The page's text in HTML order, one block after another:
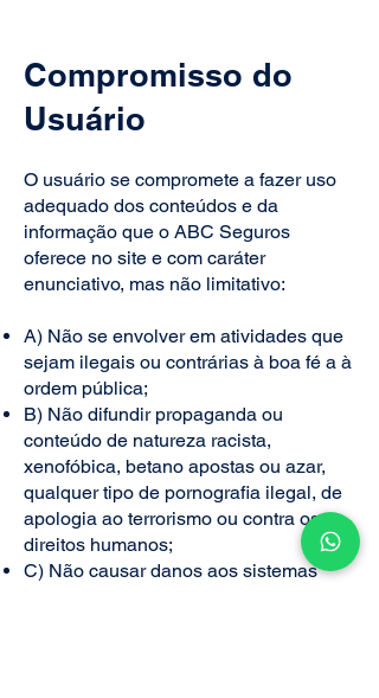
Compromisso do
Usuário
O usuário se compromete a fazer uso
adequado dos conteúdos e da
informação que o ABC Seguros
oferece no site e com caráter
enunciativo, mas não limitativo:
A) Não se envolver em atividades que
sejam ilegais ou contrárias à boa fé a à
ordem pública;
B) Não difundir propaganda ou
conteúdo de natureza racista,
xenofóbica, betano apostas ou azar,
qualquer tipo de pornografia ilegal, de
apologia ao terrorismo ou contra os
direitos humanos;
C) Não causar danos aos sistemas